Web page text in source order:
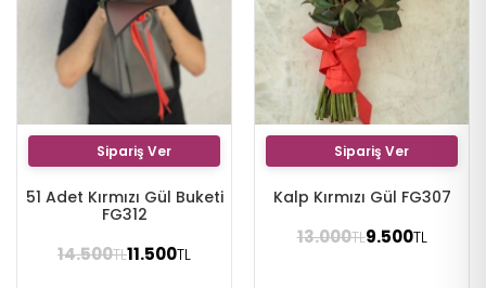
Sipariş Ver
51 Adet Kırmızı Gül Buketi
FG312
14.500TL11.500TL
Sipariş Ver
Kalp Kırmızı Gül FG307
13.000TL9.500TL